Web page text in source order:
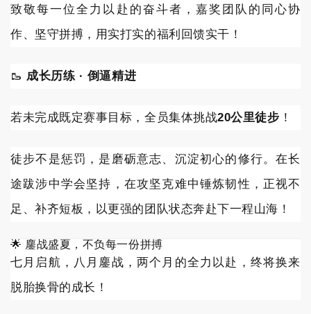
致敬每一位全力以赴的奋斗者，嘉奖团队的同心协
作、坚守拼搏，用实打实的福利回馈实干！
🥾 成长历练 · 倒逼精进
若未完成既定赛事目标，全员集体挑战20公里徒步 ！
徒步不是惩罚，是磨砺意志、沉淀初心的修行。在长
途跋涉中学会坚持，在攻坚克难中锤炼韧性，正视不
足、补齐短板，以更强的团队状态奔赴下一程山海！
🌟 鏖战盛夏，不负每一份拼搏
七月启航，八月鏖战，两个月的全力以赴，终将换来
脱胎换骨的成长！